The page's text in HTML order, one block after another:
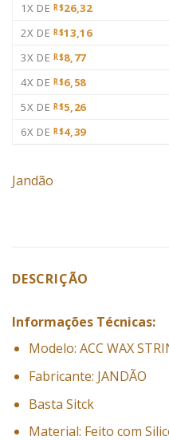
1X DE R$26,32
2X DE R$13,16
3X DE R$8,77
4X DE R$6,58
5X DE R$5,26
6X DE R$4,39
Jandão
DESCRIÇÃO
Informações Técnicas:
Modelo: ACC WAX
Fabricante: JANDÃO
Basta Sitck
Material: Feito com